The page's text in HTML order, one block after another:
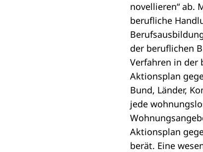
novellieren“ab.
berufliche
der beruflichen
Verfahren in der
Aktionsplan
Bund, Länder,
jede
Aktionsplan
berät. Eine